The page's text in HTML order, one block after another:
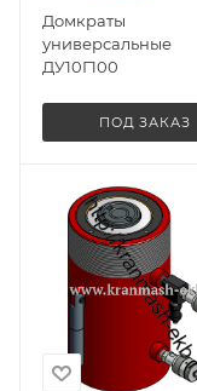
Домкраты
универсальные
ДУ10Г100
ПОД ЗАКАЗ